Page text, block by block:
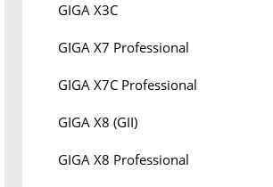
GIGA X3C
GIGA X7 Professional
GIGA X7C Professional
GIGA X8 (GII)
GIGA X8 Professional